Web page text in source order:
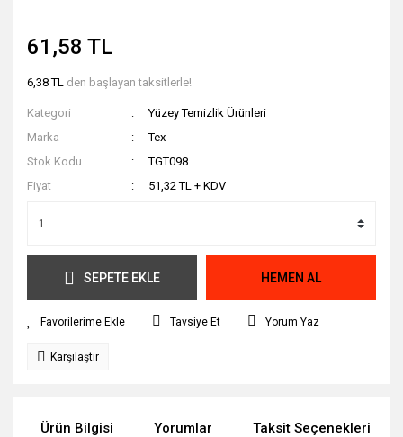
61,58 TL
6,38 TL den başlayan taksitlerle!
Kategori
Yüzey Temizlik Ürünleri
Marka
Tex
Stok Kodu
TGT098
Fiyat
51,32 TL + KDV
SEPETE EKLE HEMEN AL
Tavsiye Et Yorum Yaz
Karşılaştır
Ürün Bilgisi Yorumlar Taksit Seçenekleri